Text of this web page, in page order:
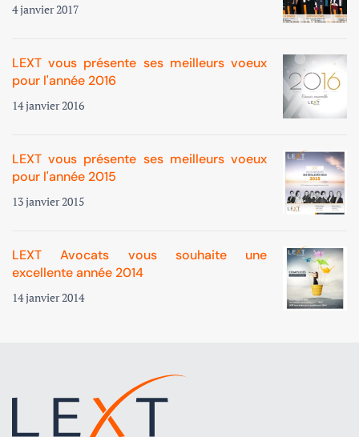
4 janvier 2017
LEXT vous présente ses meilleurs voeux
pour l'année 2016
14 janvier 2016
LEXT vous présente ses meilleurs voeux
pour l'année 2015
13 janvier 2015
LEXT Avocats vous souhaite une
excellente année 2014
14 janvier 2014